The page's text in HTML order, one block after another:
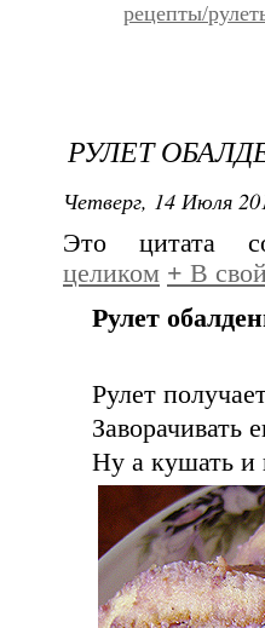
рецепты/
РУЛЕТ
Четверг, 14 Июля
Это цитата
целиком + В
Рулет
Рулет
Заворачивать
Ну а кушать и